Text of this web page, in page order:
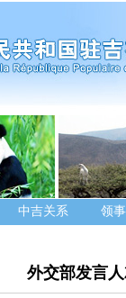
中吉关系 领
外交部发言